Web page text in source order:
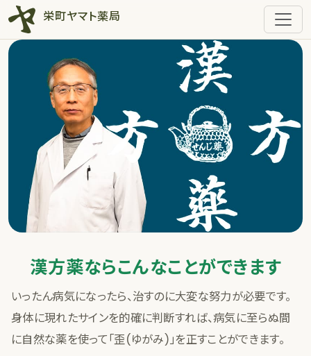
栄町ヤマト薬局
漢方薬ならこんなことができます
いったん病気になったら、治すのに大変な努力が必要です。
身体に現れたサインを的確に判断すれば、病気に至らぬ間
に自然な薬を使って「歪(ゆがみ)」を正すことができます。